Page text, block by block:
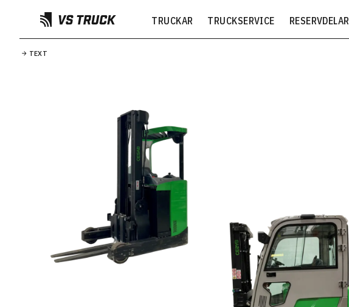
TRUCKAR TRUCKSERVICE RESERVDELAR
TEXT